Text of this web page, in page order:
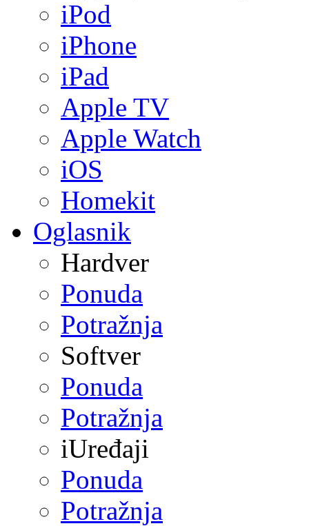
iPod
iPhone
iPad
Apple TV
Apple Watch
iOS
Homekit
Oglasnik
Hardver
Ponuda
Potražnja
Softver
Ponuda
Potražnja
iUređaji
Ponuda
Potražnja